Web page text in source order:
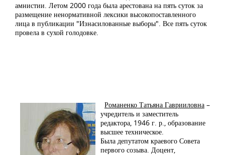
амнистии. Летом 2000 года была арестована на пять суток за
размещение ненормативной лексики высокопоставленного
лица в публикации "Изнасилованные выборы". Все пять суток
провела в сухой голодовке.
Романенко Татьяна Гаврииловна –
учредитель и заместитель
редактора, 1946 г. р., образование
высшее техническое.
Была депутатом краевого Совета
первого созыва. Доцент,